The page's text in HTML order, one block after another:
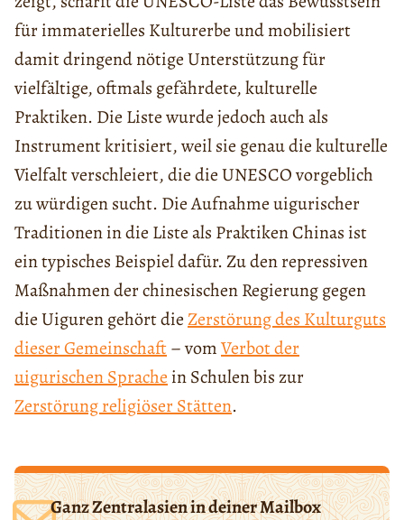
für immaterielles Kulturerbe und mobilisiert
damit dringend nötige Unterstützung für
vielfältige, oftmals gefährdete, kulturelle
Praktiken. Die Liste wurde jedoch auch als
Instrument kritisiert, weil sie genau die kulturelle
Vielfalt verschleiert, die die UNESCO vorgeblich
zu würdigen sucht. Die Aufnahme uigurischer
Traditionen in die Liste als Praktiken Chinas ist
ein typisches Beispiel dafür. Zu den repressiven
Maßnahmen der chinesischen Regierung gegen
die Uiguren gehört dieZerstörung des Kulturguts
dieser Gemeinschaft– vomVerbot der
uigurischen Sprache in Schulen bis zur
Zerstörung religiöser Stätten.
Ganz Zentralasien in deiner Mailbox